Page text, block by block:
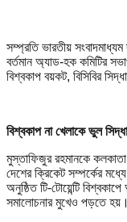
সম্প্রতি ভারতীয় সংবাদমাধ্যম
বর্তমান অ্যাড-হক কমিটির
বিশ্বকাপ বয়কট, বিসিবির
বিশ্বকাপ না খেলাকে ভুল
মুস্তাফিজুর রহমানকে
দেশের ক্রিকেট সম্পর্কের
অনুষ্ঠিত টি-টোয়েন্টি
সমালোচনার মুখেও পড়তে হয়।